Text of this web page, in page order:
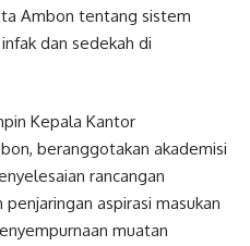
Ambon tentang sistem
dan sedekah di
Kepala Kantor
beranggotakan akademisi
rancangan
aspirasi masukan
muatan